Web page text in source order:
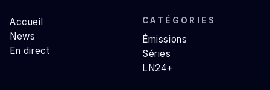
Accueil
News
En direct
CATÉGORIES
Émissions
Séries
LN24+